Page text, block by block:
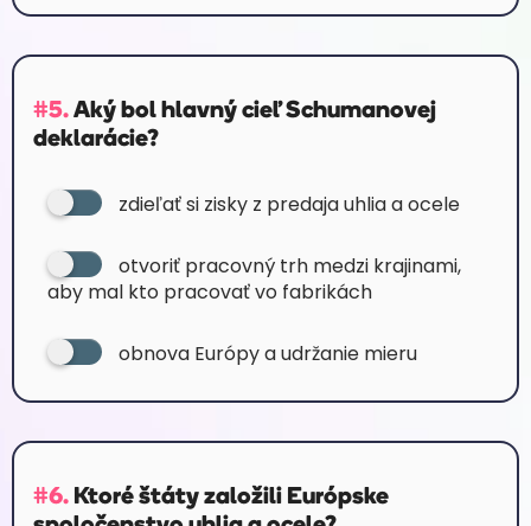
#5.Aký bol hlavný cieľ Schumanovej
deklarácie?
zdieľať si zisky z predaja uhlia a ocele
otvoriť pracovný trh medzi krajinami,
aby mal kto pracovať vo fabrikách
obnova Európy a udržanie mieru
#6. Ktoré štáty založili Európske